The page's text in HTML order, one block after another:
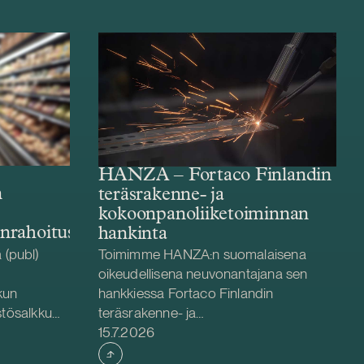
(publ)
HANZA – Fortaco Finlandin
teräsrakenne- ja
kokoonpanoliiketoiminnan
hankinta
Toimimme HANZA:n suomalaisena
oikeudellisena neuvonantajana sen
hankkiessa Fortaco Finlandin
teräsrakenne- ja
kokoonpanoliiketoiminnat. Järjestely
toteutetaan liiketoiminta- ja
Julkaistu
15.7.2026